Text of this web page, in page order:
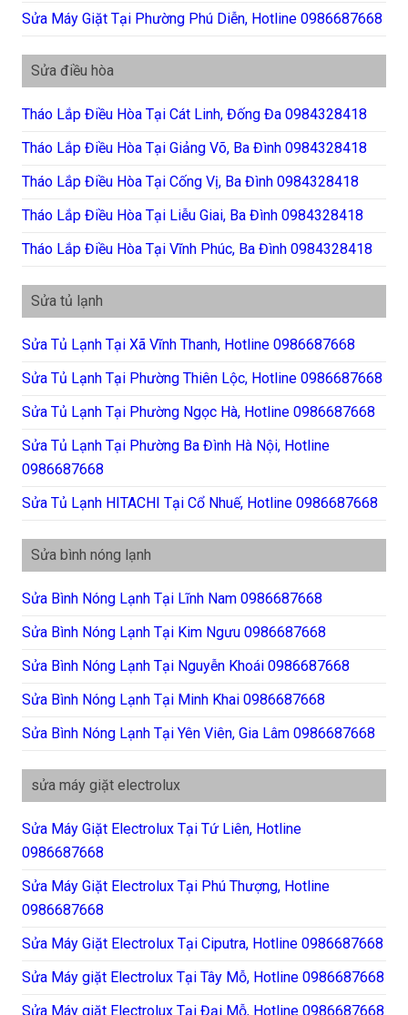
Sửa Máy Giặt Tại Phường Phú Diễn, Hotline 0986687668
Sửa điều hòa
Tháo Lắp Điều Hòa Tại Cát Linh, Đống Đa 0984328418
Tháo Lắp Điều Hòa Tại Giảng Võ, Ba Đình 0984328418
Tháo Lắp Điều Hòa Tại Cống Vị, Ba Đình 0984328418
Tháo Lắp Điều Hòa Tại Liễu Giai, Ba Đình 0984328418
Tháo Lắp Điều Hòa Tại Vĩnh Phúc, Ba Đình 0984328418
Sửa tủ lạnh
Sửa Tủ Lạnh Tại Xã Vĩnh Thanh, Hotline 0986687668
Sửa Tủ Lạnh Tại Phường Thiên Lộc, Hotline 0986687668
Sửa Tủ Lạnh Tại Phường Ngọc Hà, Hotline 0986687668
Sửa Tủ Lạnh Tại Phường Ba Đình Hà Nội, Hotline
0986687668
Sửa Tủ Lạnh HITACHI Tại Cổ Nhuế, Hotline 0986687668
Sửa bình nóng lạnh
Sửa Bình Nóng Lạnh Tại Lĩnh Nam 0986687668
Sửa Bình Nóng Lạnh Tại Kim Ngưu 0986687668
Sửa Bình Nóng Lạnh Tại Nguyễn Khoái 0986687668
Sửa Bình Nóng Lạnh Tại Minh Khai 0986687668
Sửa Bình Nóng Lạnh Tại Yên Viên, Gia Lâm 0986687668
sửa máy giặt electrolux
Sửa Máy Giặt Electrolux Tại Tứ Liên, Hotline
0986687668
Sửa Máy Giặt Electrolux Tại Phú Thượng, Hotline
0986687668
Sửa Máy Giặt Electrolux Tại Ciputra, Hotline 0986687668
Sửa Máy giặt Electrolux Tại Tây Mỗ, Hotline 0986687668
Sửa Máy giặt Electrolux Tại Đại Mỗ, Hotline 0986687668